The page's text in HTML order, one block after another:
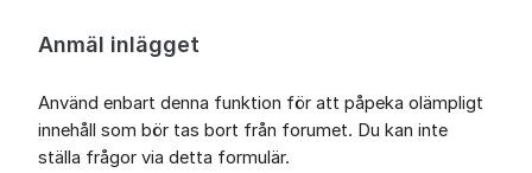
Anmäl inlägget
Använd enbart denna funktion för att påpeka olämpligt
innehåll som bör tas bort från forumet. Du kan inte
ställa frågor via detta formulär.